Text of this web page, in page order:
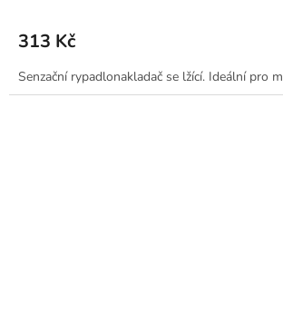
313 Kč
Senzační rypadlonakladač se lžící. Ideální pro